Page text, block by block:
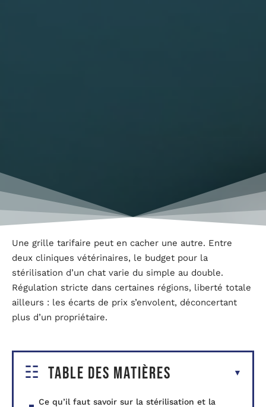
Une grille tarifaire peut en cacher une autre. Entre
deux cliniques vétérinaires, le budget pour la
stérilisation d’un chat varie du simple au double.
Régulation stricte dans certaines régions, liberté totale
ailleurs : les écarts de prix s’envolent, déconcertant
plus d’un propriétaire.
Table des matières
Ce qu’il faut savoir sur la stérilisation et la